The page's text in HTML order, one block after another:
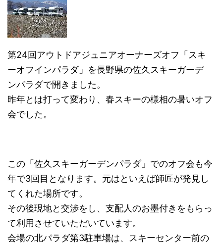
第24回アウトドアジュニアオーナーズオフ「スキ
ーオフインパラダ」を長野県の佐久スキーガーデ
ンパラダで開きました。
昨年とは打って変わり、春スキーの様相の暑いオフ
会でした。
この「佐久スキーガーデンパラダ」でのオフ会も今
年で3回目となります。元はといえば師匠が発見し
てくれた場所です。
その後現地と交渉をし、支配人のお墨付きをもらっ
て利用させていただいています。
会場の北パラダ第3駐車場は、スキーセンター前の